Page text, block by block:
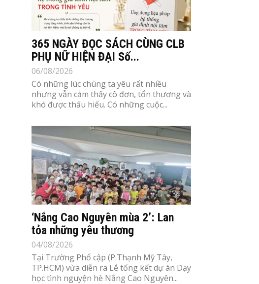
365 NGÀY ĐỌC SÁCH CÙNG CLB
PHỤ NỮ HIỆN ĐẠI Số...
06/08/2026
Có những lúc chúng ta yêu rất nhiều
nhưng vẫn cảm thấy cô đơn, tổn thương và
khó được thấu hiểu. Có những cuộc...
‘Nắng Cao Nguyên mùa 2’: Lan
tỏa những yêu thương
04/08/2026
Tại Trường Phổ cập (P.Thạnh Mỹ Tây,
TP.HCM) vừa diễn ra Lễ tổng kết dự án Dạy
học tình nguyện hè Nắng Cao Nguyên...